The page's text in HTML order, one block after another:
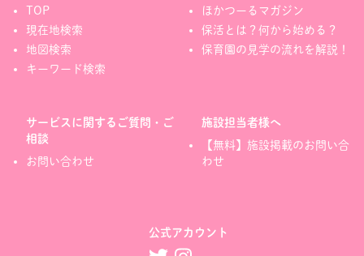
TOP
現在地検索
地図検索
キーワード検索
ほかつーるマガジン
保活とは？何から始める？
保育園の見学の流れを解説！
サービスに関するご質問・ご
相談
お問い合わせ
施設担当者様へ
【無料】施設掲載のお問い合
わせ
公式アカウント